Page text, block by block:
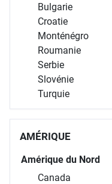
Bulgarie
Croatie
Monténégro
Roumanie
Serbie
Slovénie
Turquie
AMÉRIQUE
Amérique du Nord
Canada